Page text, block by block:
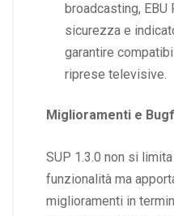
broadcasting, EBU
sicurezza e
garantire
riprese televisive.
Miglioramenti e
SUP 1.3.0 non si
funzionalità ma
miglioramenti in